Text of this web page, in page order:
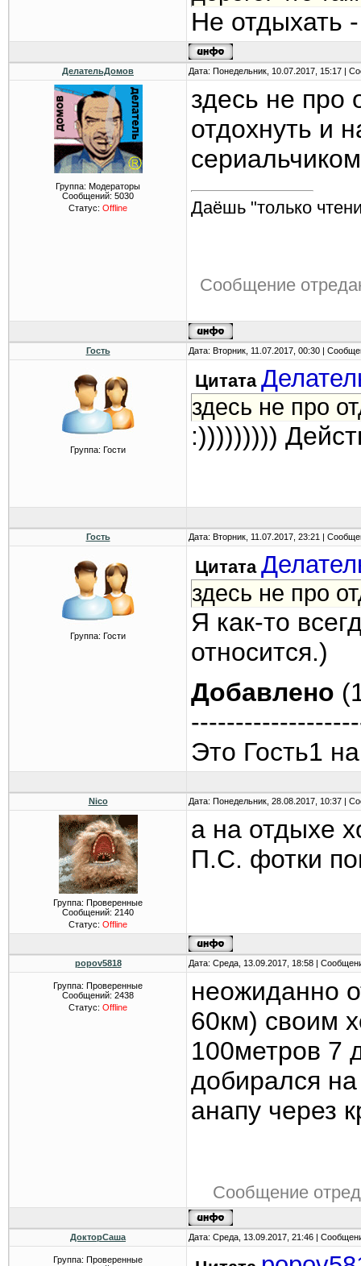
Не отдыхать
ДелательДомов Дата: Понедельник, 10.07.2017, 15:17 |
Группа: Модераторы
Сообщений: 5030
Статус: Offline
здесь не про
отдохнуть и
сериальчиком
Даёшь "только
Сообщение
Гость Дата: Вторник, 11.07.2017, 00:30 |
Группа: Гости
Цитата
здесь не про
:)))))))))
Гость Дата: Вторник, 11.07.2017, 23:21 |
Группа: Гости
Цитата
здесь не про
Я как-то
относится.)
Добавлено
Это Гость1
Nico Дата: Понедельник, 28.08.2017, 10:37 |
Группа: Проверенные
Сообщений: 2140
Статус: Offline
а на отдыхе
П.С. фотки
popov5818 Дата: Среда, 13.09.2017, 18:58 |
Группа: Проверенные
Сообщений: 2438
Статус: Offline
неожиданно
60км) своим
100метров 7
добирался
анапу через
Сообщение
ДокторСаша Дата: Среда, 13.09.2017, 21:46 |
Группа: Проверенные